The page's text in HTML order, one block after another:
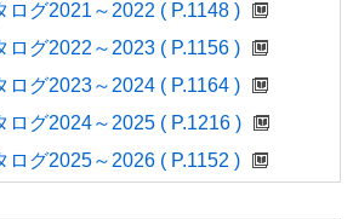
ログ2021～2022 ( P.1148 )
ログ2022～2023 ( P.1156 )
ログ2023～2024 ( P.1164 )
ログ2024～2025 ( P.1216 )
ログ2025～2026 ( P.1152 )